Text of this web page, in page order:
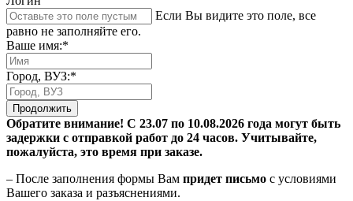
Если Вы видите это поле, все
равно не заполняйте его.
Ваше имя:*
Город, ВУЗ:*
Продолжить
Обратите внимание! С 23.07 по 10.08.2026 года могут быть
задержки с отправкой работ до 24 часов. Учитывайте,
пожалуйста, это время при заказе.
– После заполнения формы Вам придет письмо с условиями
Вашего заказа и разъяснениями.